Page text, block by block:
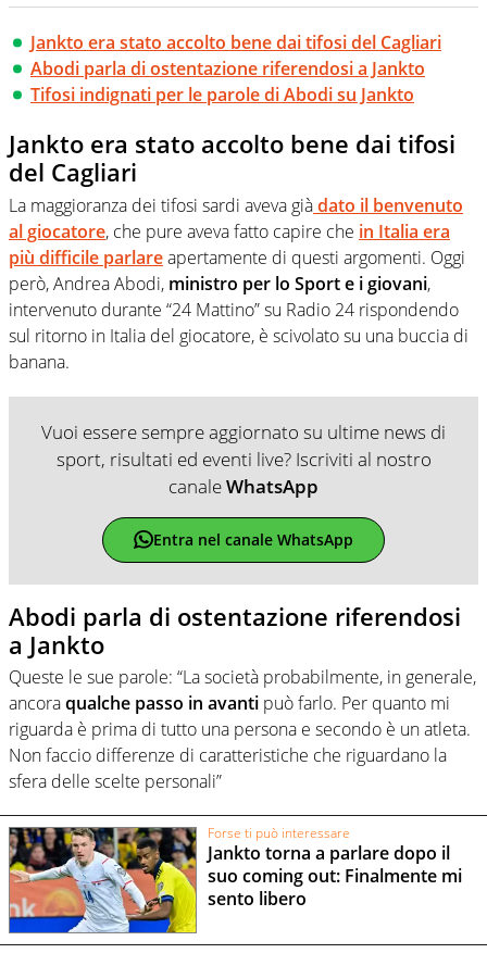
Jankto era stato accolto bene dai tifosi del Cagliari
Abodi parla di ostentazione riferendosi a Jankto
Tifosi indignati per le parole di Abodi su Jankto
Jankto era stato accolto bene dai tifosi
del Cagliari
La maggioranza dei tifosi sardi aveva giàdato il benvenuto
al giocatore, che pure aveva fatto capire che in Italia era
più difficile parlareapertamente di questi argomenti. Oggi
però, Andrea Abodi, ministro per lo Sport e i giovani,
intervenuto durante “24 Mattino” su Radio 24 rispondendo
sul ritorno in Italia del giocatore, è scivolato su una buccia di
banana.
Vuoi essere sempre aggiornato su ultime news di
sport, risultati ed eventi live? Iscriviti al nostro
canaleWhatsApp
Entra nel canale WhatsApp
Abodi parla di ostentazione riferendosi
a Jankto
Queste le sue parole: “La società probabilmente, in generale,
ancoraqualche passo in avanti può farlo. Per quanto mi
riguarda è prima di tutto una persona e secondo è un atleta.
Non faccio differenze di caratteristiche che riguardano la
sfera delle scelte personali”
Forse ti può interessare
Jankto torna a parlare dopo il
suo coming out: Finalmente mi
sento libero